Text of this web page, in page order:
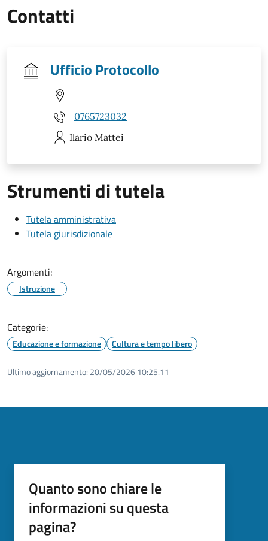
Contatti
Ufficio Protocollo
0765723032
Ilario Mattei
Strumenti di tutela
Tutela amministrativa
Tutela giurisdizionale
Argomenti:
Istruzione
Categorie:
Educazione e formazione Cultura e tempo libero
Ultimo aggiornamento: 20/05/2026 10:25.11
Quanto sono chiare le
informazioni su questa
pagina?